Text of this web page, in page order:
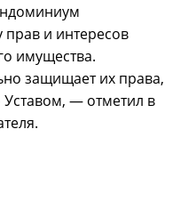
прав и интересов
имущества.
защищает их права,
Уставом, — отметил в